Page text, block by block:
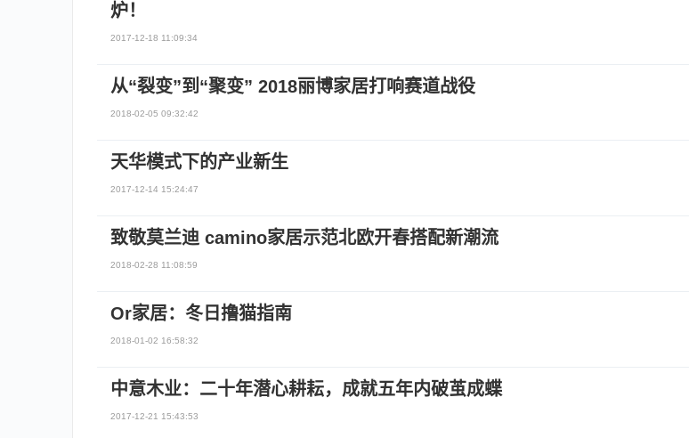
炉！
2017-12-18 11:09:34
从“裂变”到“聚变” 2018丽博家居打响赛道战役
2018-02-05 09:32:42
天华模式下的产业新生
2017-12-14 15:24:47
致敬莫兰迪 camino家居示范北欧开春搭配新潮流
2018-02-28 11:08:59
Or家居：冬日撸猫指南
2018-01-02 16:58:32
中意木业：二十年潜心耕耘，成就五年内破茧成蝶
2017-12-21 15:43:53